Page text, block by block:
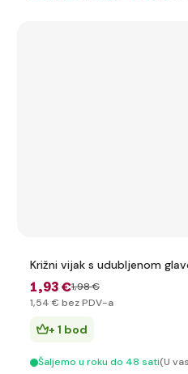
Križni vijak s udubljenom
1,93 €1,98 €
1,54 € bez PDV-a
+ 1 bod
Šaljemo u roku do 48 sati(U